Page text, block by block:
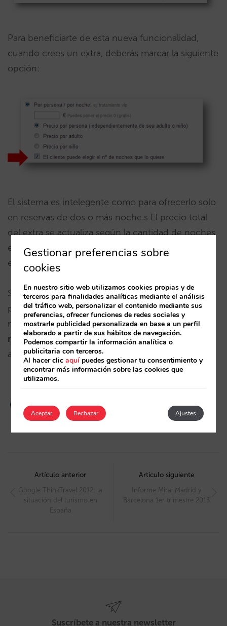
Para beneficiarte de esta nueva funcionalidad,
cuando crees un extra, deberás marcar la siguiente
opción:
El sistema es intelegente como para ofrecerlo solo
en reservas de dos o más noche.s El precio total
del extra se actualiza según la cantidad de noches
elegida y la notificación de reserva incluyela
elección del cliente.
Se trata de una funcionalidad muy útil sobre todo
para extras como golf o spa, y que completa aún
más la que es una de las herramientas de extras
más avanzadasdel mercado. ¿Te estás
aprovechando de ella?
navigation
Artículo anterior
Google ThinkTravel 2012: la
situación del turismo en
España
Artículo siguiente
Informe Mirai Madrid y
Barcelona 1er trimestre 2013
Suscríbete a nuestra newsletter
Gestionar preferencias sobre
cookies
En nuestro sitio web utilizamos cookies propias y de
terceros para finalidades analíticas mediante el análisis
del tráfico web, personalizar el contenido mediante sus
preferencias, ofrecer funciones de redes sociales y
mostrarle publicidad personalizada en base a un perfil
elaborado a partir de sus hábitos de navegación.
Podemos compartir la información analítica o
publicitaria con terceros.
Al hacer clicaquípuedes gestionar tu consentimiento y
encontrar más información sobre las cookies que
utilizamos.
Aceptar Ajustes
Rechazar